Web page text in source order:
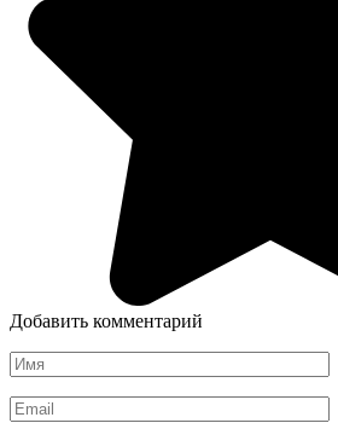
Добавить комментарий
Имя
*
Email